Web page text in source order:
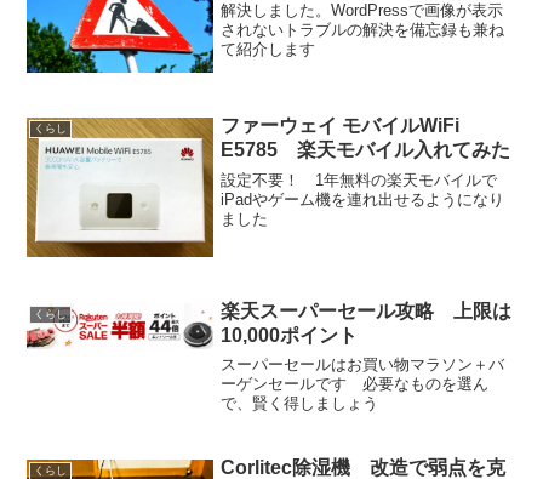
解決しました。WordPressで画像が表示
されないトラブルの解決を備忘録も兼ね
て紹介します
くらし
ファーウェイ モバイルWiFi
E5785 楽天モバイル入れてみた
設定不要！ 1年無料の楽天モバイルで
iPadやゲーム機を連れ出せるようになり
ました
くらし
楽天スーパーセール攻略 上限は
10,000ポイント
スーパーセールはお買い物マラソン＋バ
ーゲンセールです 必要なものを選ん
で、賢く得しましょう
くらし
Corlitec除湿機 改造で弱点を克